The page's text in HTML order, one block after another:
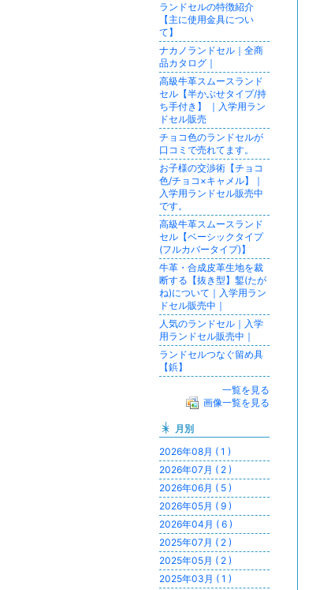
ランドセルの特徴紹介
【主に使用金具につい
て】
ナカノランドセル｜全商
品カタログ｜
高級牛革スムースランド
セル【半かぶせタイプ/持
ち手付き】 ｜入学用ラン
ドセル販売
チョコ色のランドセルが
口コミで売れてます。
お子様の交渉術【チョコ
色/チョコ×キャメル】｜
入学用ランドセル販売中
です。
高級牛革スムースランド
セル【ベーシックタイプ
(フルカバータイプ)】
牛革・合成皮革生地を裁
断する【抜き型】鏨(たが
ね)について｜入学用ラン
ドセル販売中｜
人気のランドセル｜入学
用ランドセル販売中｜
ランドセルつなぐ留め具
【鋲】
一覧を見る
画像一覧を見る
月別
2026年08月 ( 1 )
2026年07月 ( 2 )
2026年06月 ( 5 )
2026年05月 ( 9 )
2026年04月 ( 6 )
2025年07月 ( 2 )
2025年05月 ( 2 )
2025年03月 ( 1 )